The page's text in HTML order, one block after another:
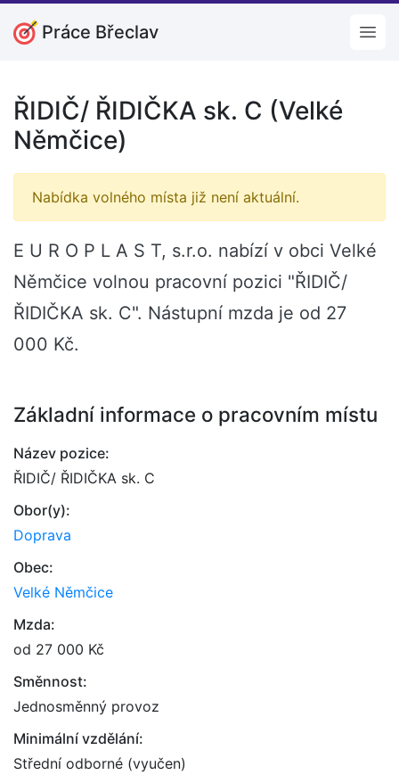
Práce Břeclav
ŘIDIČ/ ŘIDIČKA sk. C (Velké
Němčice)
Nabídka volného místa již není aktuální.
E U R O P L A S T, s.r.o. nabízí v obci Velké
Němčice volnou pracovní pozici "ŘIDIČ/
ŘIDIČKA sk. C". Nástupní mzda je od 27
000 Kč.
Základní informace o pracovním místu
Název pozice:
ŘIDIČ/ ŘIDIČKA sk. C
Obor(y):
Doprava
Obec:
Velké Němčice
Mzda:
od 27 000 Kč
Směnnost:
Jednosměnný provoz
Minimální vzdělání:
Střední odborné (vyučen)